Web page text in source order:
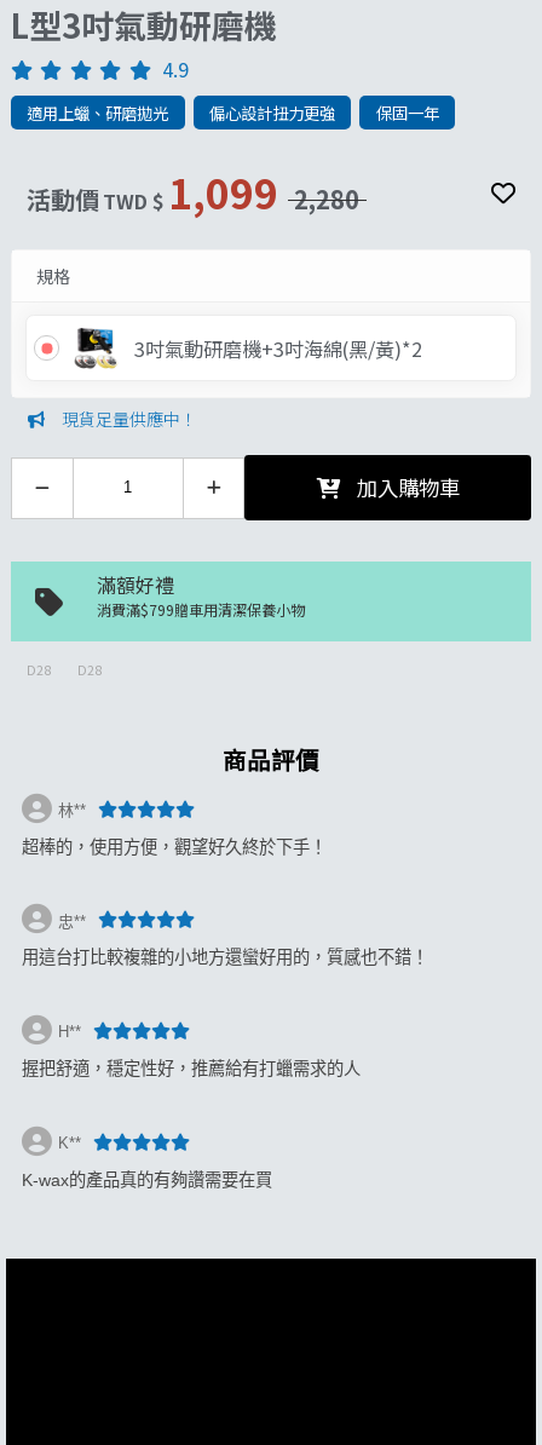
L型3吋氣動研磨機
4.9
適用上蠟、研磨拋光 偏心設計扭力更強 保固一年
活動價 TWD $ 1,099 2,280
規格
3吋氣動研磨機+3吋海綿(黑/黃)*2
現貨足量供應中！
加入購物車
滿額好禮
消費滿$799贈車用清潔保養小物
D28 D28
商品評價
林**
超棒的，使用方便，觀望好久終於下手！
忠**
用這台打比較複雜的小地方還蠻好用的，質感也不錯！
H**
握把舒適，穩定性好，推薦給有打蠟需求的人
K**
K-wax的產品真的有夠讚需要在買